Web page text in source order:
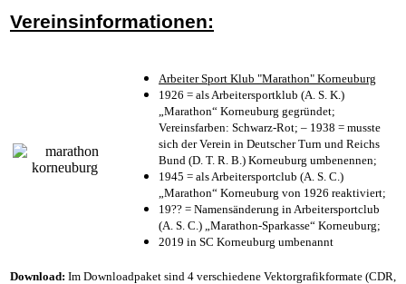
Vereinsinformationen:
Arbeiter Sport Klub "Marathon" Korneuburg
1926 = als Arbeitersportklub (A. S. K.)
„Marathon“ Korneuburg gegründet;
Vereinsfarben: Schwarz-Rot; – 1938 = musste
sich der Verein in Deutscher Turn und Reichs
Bund (D. T. R. B.) Korneuburg umbenennen;
1945 = als Arbeitersportclub (A. S. C.)
„Marathon“ Korneuburg von 1926 reaktiviert;
19?? = Namensänderung in Arbeitersportclub
(A. S. C.) „Marathon-Sparkasse“ Korneuburg;
2019 in SC Korneuburg umbenannt
Download: Im Downloadpaket sind 4 verschiedene Vektorgrafikformate (CDR,